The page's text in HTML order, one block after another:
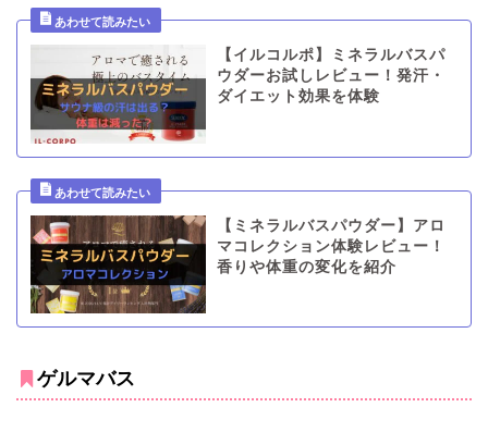
【イルコルポ】ミネラルバスパ
ウダーお試しレビュー！発汗・
ダイエット効果を体験
【ミネラルバスパウダー】アロ
マコレクション体験レビュー！
香りや体重の変化を紹介
ゲルマバス